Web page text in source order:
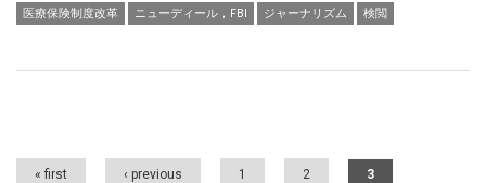
医療保険制度改革 ニューディール，FBI ジャーナリズム 検閲
Pages
« first ‹ previous 1 2 3